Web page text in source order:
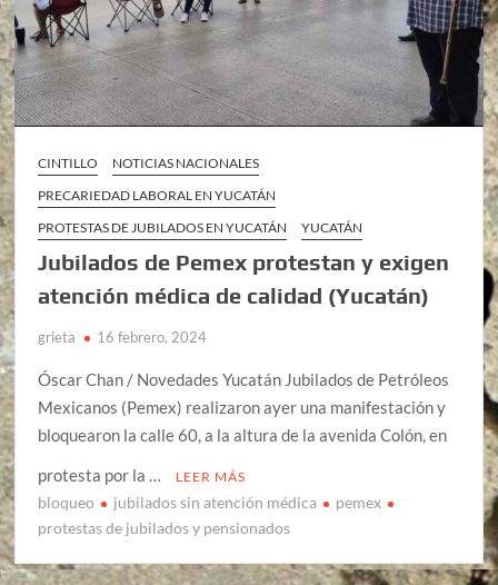
CINTILLO
NOTICIAS NACIONALES
PRECARIEDAD LABORAL EN YUCATÁN
PROTESTAS DE JUBILADOS EN YUCATÁN
YUCATÁN
Jubilados de Pemex protestan y exigen
atención médica de calidad (Yucatán)
grieta 16 febrero, 2024
Óscar Chan / Novedades Yucatán Jubilados de Petróleos
Mexicanos (Pemex) realizaron ayer una manifestación y
bloquearon la calle 60, a la altura de la avenida Colón, en
protesta por la …
LEER MÁS
bloqueo jubilados sin atención médica
pemex
protestas de jubilados y pensionados